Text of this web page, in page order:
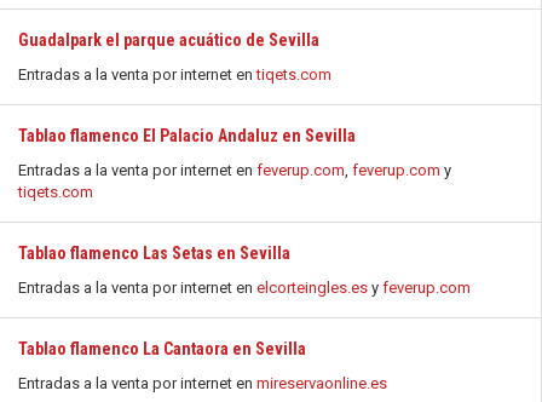
Guadalpark el parque acuático de Sevilla
Entradas a la venta por internet entiqets.com
Tablao flamenco El Palacio Andaluz en Sevilla
Entradas a la venta por internet en feverup.com, feverup.com y
tiqets.com
Tablao flamenco Las Setas en Sevilla
Entradas a la venta por internet en elcorteingles.es y feverup.com
Tablao flamenco La Cantaora en Sevilla
Entradas a la venta por internet en mireservaonline.es